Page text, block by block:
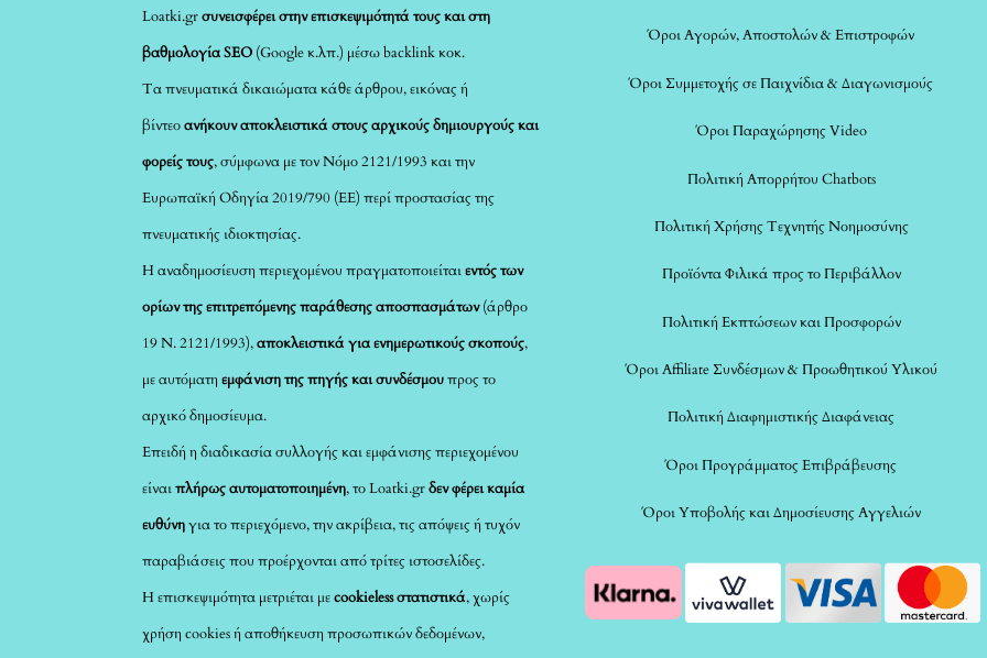
Loatki.grσυνεισφέρει στην επισκεψιμότητά τους και στη
βαθμολογία SEO (Google κ.λπ.) μέσω backlink κοκ.
Τα πνευματικά δικαιώματα κάθε άρθρου, εικόνας ή
βίντεοανήκουν αποκλειστικά στους αρχικούς δημιουργούς και
φορείς τους, σύμφωνα με τον Νόμο 2121/1993 και την
Ευρωπαϊκή Οδηγία 2019/790 (ΕΕ) περί προστασίας της
πνευματικής ιδιοκτησίας.
Η αναδημοσίευση περιεχομένου πραγματοποιείταιεντός των
ορίων της επιτρεπόμενης παράθεσης αποσπασμάτων(άρθρο
19 Ν. 2121/1993),αποκλειστικά για ενημερωτικούς σκοπούς,
με αυτόματηεμφάνιση της πηγής και συνδέσμουπρος το
αρχικό δημοσίευμα.
Επειδή η διαδικασία συλλογής και εμφάνισης περιεχομένου
είναιπλήρως αυτοματοποιημένη, το Loatki.grδεν φέρει καμία
ευθύνηγια το περιεχόμενο, την ακρίβεια, τις απόψεις ή τυχόν
παραβιάσεις που προέρχονται από τρίτες ιστοσελίδες.
Η επισκεψιμότητα μετριέται μεcookieless στατιστικά, χωρίς
χρήση cookies ή αποθήκευση προσωπικών δεδομένων,
Όροι Αγορών, Αποστολών & Επιστροφών
Όροι Συμμετοχής σε Παιχνίδια & Διαγωνισμούς
Όροι Παραχώρησης Video
Πολιτική Απορρήτου Chatbots
Πολιτική Χρήσης Τεχνητής Νοημοσύνης
Προϊόντα Φιλικά προς το Περιβάλλον
Πολιτική Εκπτώσεων και Προσφορών
Όροι Affiliate Συνδέσμων & Προωθητικού Υλικού
Πολιτική Διαφημιστικής Διαφάνειας
Όροι Προγράμματος Επιβράβευσης
Όροι Υποβολής και Δημοσίευσης Αγγελιών